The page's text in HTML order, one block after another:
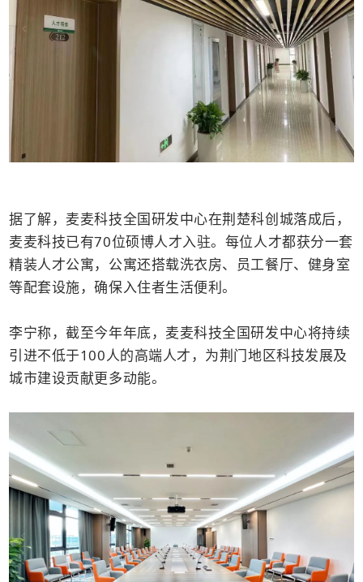
据了解，麦麦科技全国研发中心在荆楚科创城落成后，
麦麦科技已有70位硕博人才入驻。每位人才都获分一套
精装人才公寓，公寓还搭载洗衣房、员工餐厅、健身室
等配套设施，确保入住者生活便利。
李宁称，截至今年年底，麦麦科技全国研发中心将持续
引进不低于100人的高端人才，为荆门地区科技发展及
城市建设贡献更多动能。